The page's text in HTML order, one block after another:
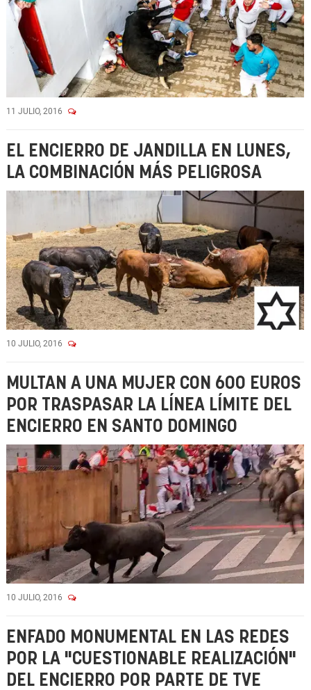
11 JULIO, 2016
EL ENCIERRO DE JANDILLA EN LUNES,
LA COMBINACIÓN MÁS PELIGROSA
10 JULIO, 2016
MULTAN A UNA MUJER CON 600 EUROS
POR TRASPASAR LA LÍNEA LÍMITE DEL
ENCIERRO EN SANTO DOMINGO
10 JULIO, 2016
ENFADO MONUMENTAL EN LAS REDES
POR LA "CUESTIONABLE REALIZACIÓN"
DEL ENCIERRO POR PARTE DE TVE